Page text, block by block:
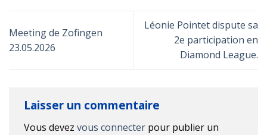
Meeting de Zofingen
23.05.2026
Léonie Pointet dispute sa
2e participation en
Diamond League.
Laisser un commentaire
Vous devez vous connecter pour publier un